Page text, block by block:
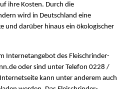
ihre Kosten. Durch die
wird in Deutschland eine
und darüber hinaus ein ökologischer
Internetangebot des Fleischrinder-
oder sind unter Telefon 0228 /
kann unter anderem auch